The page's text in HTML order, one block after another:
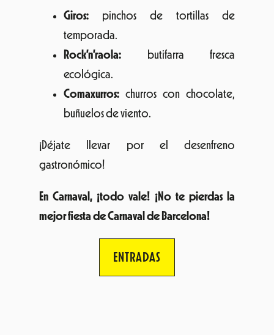
Giros: pinchos de tortillas de
temporada.
Rock’n’raola: butifarra fresca
ecológica.
Comaxurros: churros con chocolate,
buñuelos de viento.
¡Déjate llevar por el desenfreno
gastronómico!
En Carnaval, ¡todo vale! ¡No te pierdas la
mejor fiesta de Carnaval de Barcelona!
ENTRADAS